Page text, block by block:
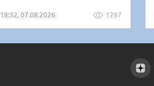
18:32, 07.08.2026 1287